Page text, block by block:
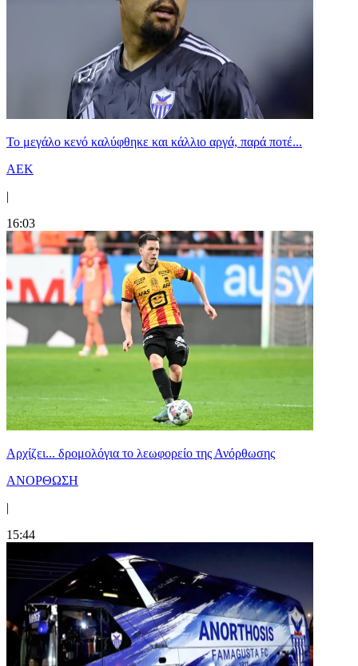
Το μεγάλο κενό καλύφθηκε και κάλλιο αργά, παρά ποτέ...
ΑΕΚ
|
16:03
Αρχίζει... δρομολόγια το λεωφορείο της Ανόρθωσης
ΑΝΟΡΘΩΣΗ
|
15:44